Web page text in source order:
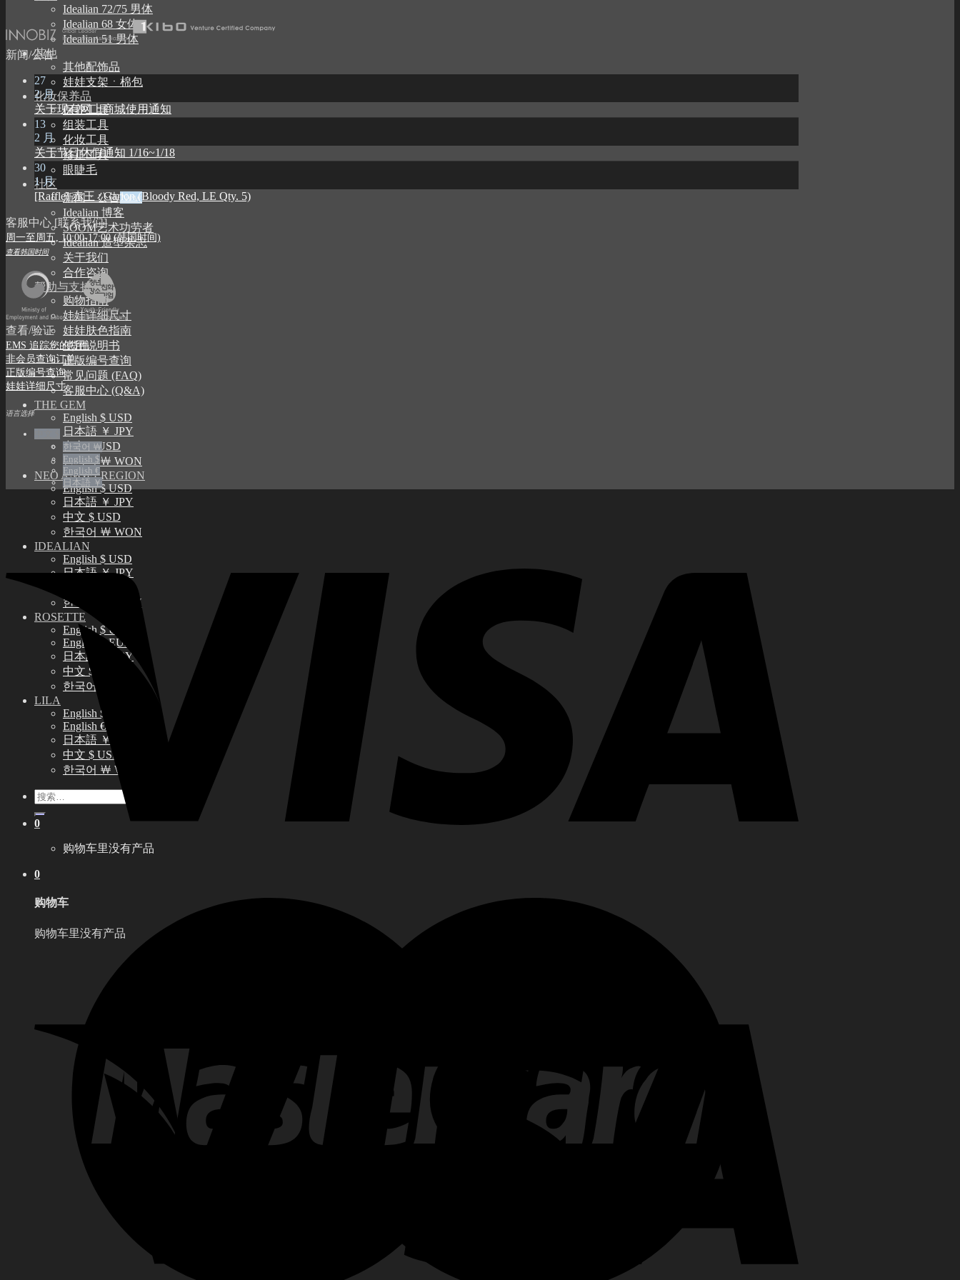
Idealian 72/75 男体
Idealian 68 女体
Idealian 51 男体
其他
其他配饰品
娃娃支架ㆍ棉包
化妆保养品
保养工具
组装工具
化妆工具
修正工具
眼睫毛
社区
新闻ㆍ公告
Idealian 博客
SOOM艺术功劳者
Idealian 造型杂志
关于我们
合作咨询
帮助与支持
购物指南
娃娃详细尺寸
娃娃肤色指南
使用说明书
正版编号查询
常见问题 (FAQ)
客服中心 (Q&A)
THE GEM
English $ USD
日本語 ￥ JPY
中文 $ USD
한국어 ￦ WON
NEO ANGELREGION
English $ USD
日本語 ￥ JPY
中文 $ USD
한국어 ￦ WON
IDEALIAN
English $ USD
日本語 ￥ JPY
한국어 ￦ WON
ROSETTE
English $ USD
English € EUR
日本語 ￥ JPY
中文 $ USD
한국어 ￦ WON
LILA
English $ USD
English € EUR
日本語 ￥ JPY
中文 $ USD
한국어 ￦ WON
搜
索：
0
购物车里没有产品
0
购物车
购物车里没有产品
新闻/公告
27
2 月
关于现有网上商城使用通知
13
2 月
关于节日休假通知 1/16~1/18
30
1 月
[Raffle] 赤王 : Garion (Bloody Red, LE Qty. 5)
客服中心 [联系我们]
周一至周五, 10:00-17:00 (韩国时间)
查看韩国时间
查看/验证
EMS 追踪您的货件
非会员查询订单
正版编号查询
娃娃详细尺寸
语言选择
한국어 ￦
English $
English €
日本語 ￥